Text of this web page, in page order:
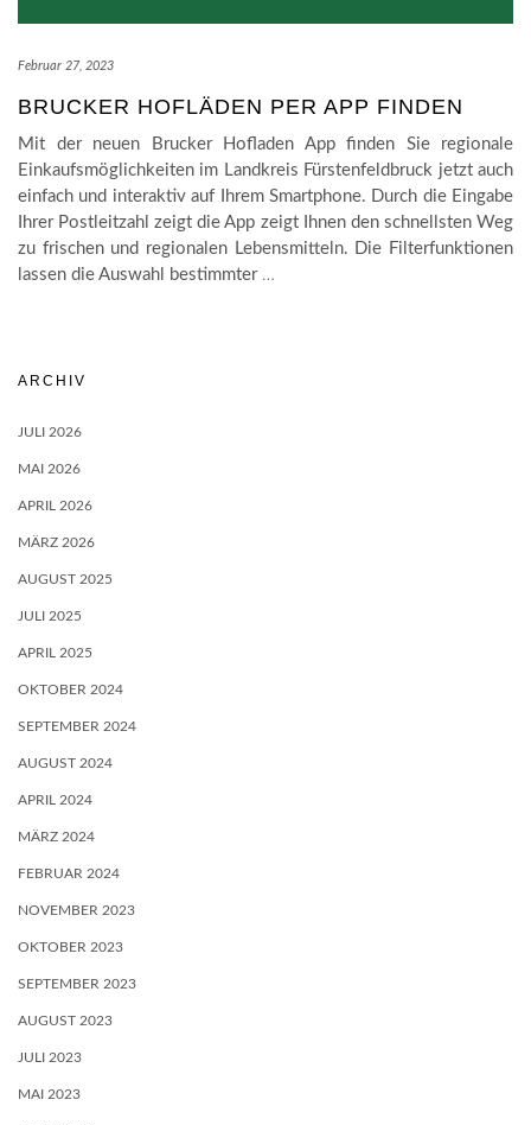
Februar 27, 2023
BRUCKER HOFLÄDEN PER APP FINDEN
Mit der neuen Brucker Hofladen App finden Sie regionale
Einkaufsmöglichkeiten im Landkreis Fürstenfeldbruck jetzt auch
einfach und interaktiv auf Ihrem Smartphone. Durch die Eingabe
Ihrer Postleitzahl zeigt die App zeigt Ihnen den schnellsten Weg
zu frischen und regionalen Lebensmitteln. Die Filterfunktionen
lassen die Auswahl bestimmter …
ARCHIV
JULI 2026
MAI 2026
APRIL 2026
MÄRZ 2026
AUGUST 2025
JULI 2025
APRIL 2025
OKTOBER 2024
SEPTEMBER 2024
AUGUST 2024
APRIL 2024
MÄRZ 2024
FEBRUAR 2024
NOVEMBER 2023
OKTOBER 2023
SEPTEMBER 2023
AUGUST 2023
JULI 2023
MAI 2023